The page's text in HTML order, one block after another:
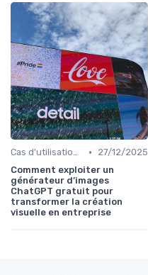
Cas d'utilisation IA Business •
27/12/2025
Comment exploiter un
générateur d’images
ChatGPT gratuit pour
transformer la création
visuelle en entreprise